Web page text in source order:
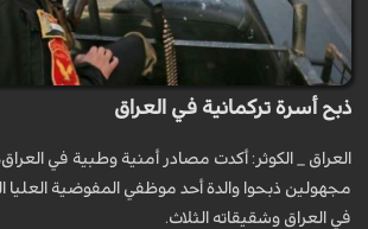
ذبح أسرة تركمانية في العراق
العراق _ الكوثر: أكدت مصادر أمنية وطبية في
مجهولين ذبحوا والدة أحد موظفي المفوضية العليا
في العراق وشقيقاته الثلاث.